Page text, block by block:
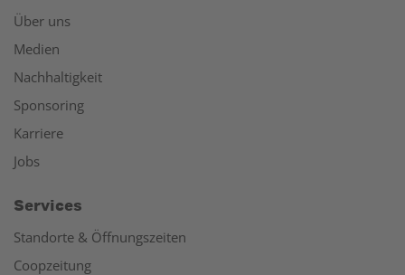
Über uns
Medien
Nachhaltigkeit
Sponsoring
Karriere
Jobs
Services
Standorte & Öffnungszeiten
Coopzeitung